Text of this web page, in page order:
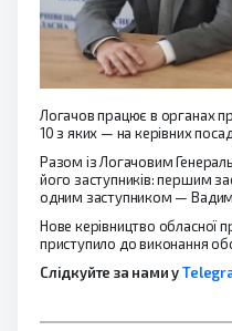
Логачов працює в органах
10 з яких — на керівних
Разом із Логачовим
його заступників: першим
одним заступником —
Нове керівництво обласної
приступило до виконання
Слідкуйте за нами у